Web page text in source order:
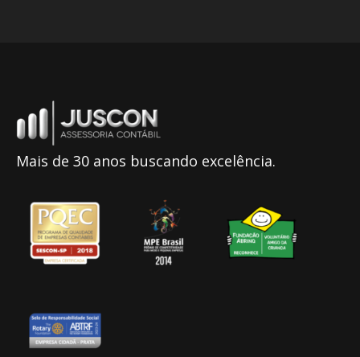
Mais de 30 anos buscando excelência.